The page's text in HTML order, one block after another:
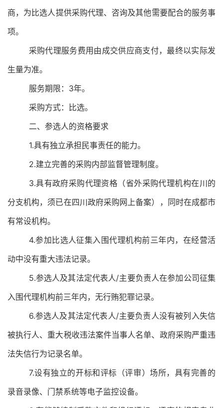
商， 为 比选人提供采购代理、咨询及其他需要配合的服务事
项。
采购代理服务费用由成交供应商支付，最终以实际发
生量为准。
服务期限： 3年。
采购方式：比选。
二、参选人的资格要求
1.具有独立承担民事责任的能力。
2.建立完善的采购内部监督管理制度。
3.具有政府采购代理资格（省外采购代理机构在川的
分支机构，须已在四川政府采购网上备案），同时在成都市
有常设机构。
4.参加比选人征集入围代理机构前三年内，在经营活
动中没有重大违法记录。
5.参选人及其法定代表人/主要负责人在参加公司征集
入围代理机构前三年内，无行贿犯罪记录。
6.参选人及其法定代表人/主要负责人没有被列入失信
被执行人、重大税收违法案件当事人名单、政府采购严重违
法失信行为记录名单。
7.设有独立的开标和评标（评审）场所，具有完善的
录音录像、门禁系统等电子监控设备。